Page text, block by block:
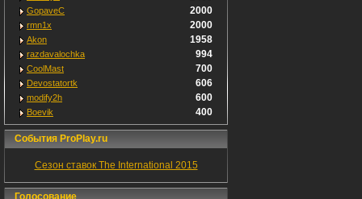
GopaveC 2000
rmn1x 2000
Akon 1958
razdavalochka 994
CoolMast 700
Devostatortk 606
modify2h 600
Boevik 400
События ProPlay.ru
Сезон ставок The International 2015
Голосование